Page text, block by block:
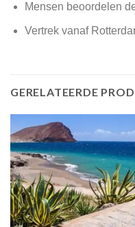
Mensen beoordelen
Vertrek vanaf
GERELATEERDE